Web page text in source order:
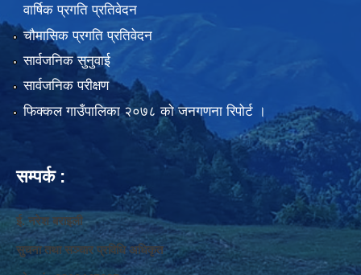
वार्षिक प्रगति प्रतिवेदन
चौमासिक प्रगति प्रतिवेदन
सार्वजनिक सुनुवाई
सार्वजनिक परीक्षण
फिक्कल गाउँपालिका २०७८ को जनगणना रिपोर्ट ।
सम्पर्क :
ई. नरेश बराइली
सुचना तथा सञ्‍चार प्रविधि अधिकृत